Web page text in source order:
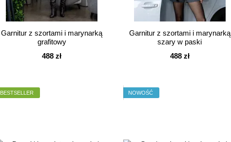
Garnitur z szortami i marynarką
grafitowy
488 zł
Garnitur z szortami i marynarką
szary w paski
488 zł
BESTSELLER NOWOŚĆ